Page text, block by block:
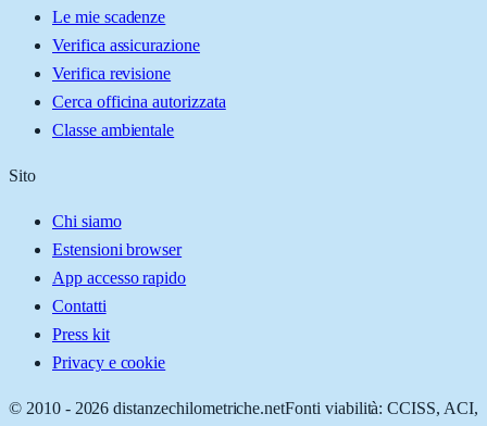
Le mie scadenze
Verifica assicurazione
Verifica revisione
Cerca officina autorizzata
Classe ambientale
Sito
Chi siamo
Estensioni browser
App accesso rapido
Contatti
Press kit
Privacy e cookie
© 2010 - 2026 distanzechilometriche.netFonti viabilità: CCISS, ACI,